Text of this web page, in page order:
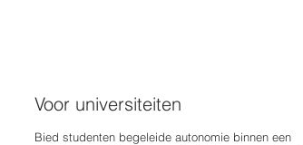
Voor universiteiten
Bied studenten begeleide autonomie binnen een